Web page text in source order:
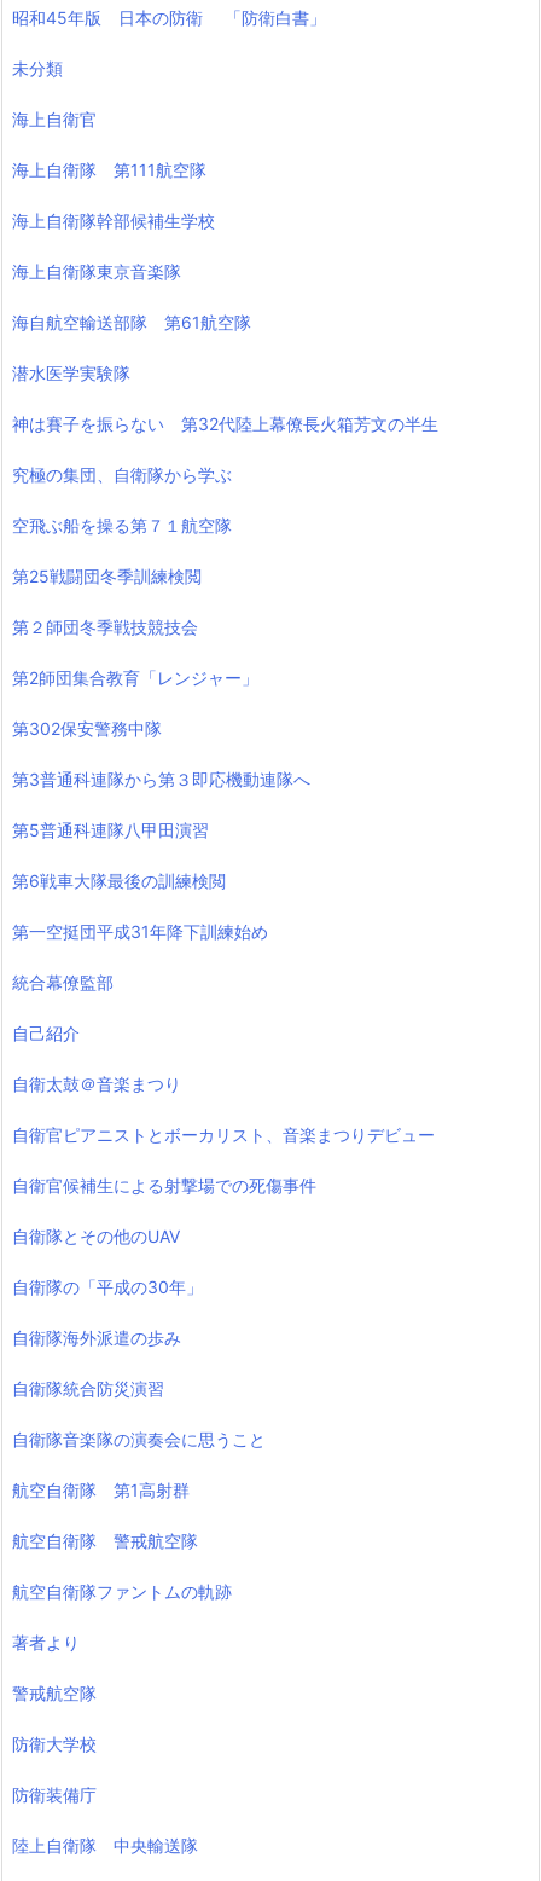
昭和45年版 日本の防衛 「防衛白書」
未分類
海上自衛官
海上自衛隊 第111航空隊
海上自衛隊幹部候補生学校
海上自衛隊東京音楽隊
海自航空輸送部隊 第61航空隊
潜水医学実験隊
神は賽子を振らない 第32代陸上幕僚長火箱芳文の半生
究極の集団、自衛隊から学ぶ
空飛ぶ船を操る第７１航空隊
第25戦闘団冬季訓練検閲
第２師団冬季戦技競技会
第2師団集合教育「レンジャー」
第302保安警務中隊
第3普通科連隊から第３即応機動連隊へ
第5普通科連隊八甲田演習
第6戦車大隊最後の訓練検閲
第一空挺団平成31年降下訓練始め
統合幕僚監部
自己紹介
自衛太鼓＠音楽まつり
自衛官ピアニストとボーカリスト、音楽まつりデビュー
自衛官候補生による射撃場での死傷事件
自衛隊とその他のUAV
自衛隊の「平成の30年」
自衛隊海外派遣の歩み
自衛隊統合防災演習
自衛隊音楽隊の演奏会に思うこと
航空自衛隊 第1高射群
航空自衛隊 警戒航空隊
航空自衛隊ファントムの軌跡
著者より
警戒航空隊
防衛大学校
防衛装備庁
陸上自衛隊 中央輸送隊